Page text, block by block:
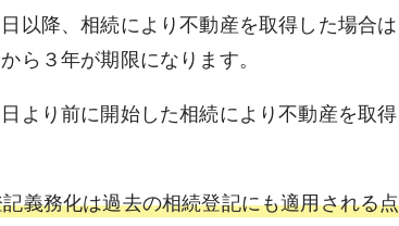
以降、相続により不動産を取得した場合
ら３年が期限になります。
より前に開始した相続により不動産を取得
義務化は過去の相続登記にも適用される